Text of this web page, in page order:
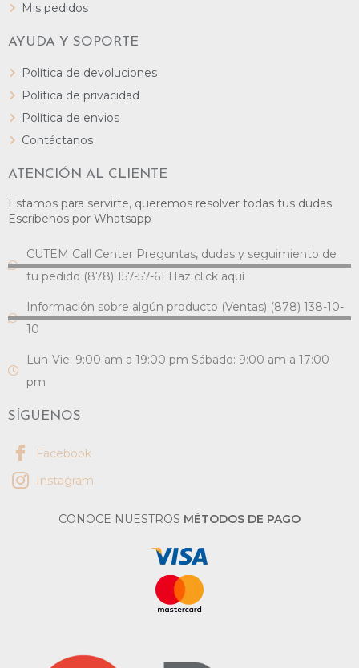
Mis pedidos
AYUDA Y SOPORTE
Política de devoluciones
Política de privacidad
Política de envios
Contáctanos
ATENCIÓN AL CLIENTE
Estamos para servirte, queremos resolver todas tus dudas.
Escríbenos por Whatsapp
CUTEM Call Center Preguntas, dudas y seguimiento de
tu pedido (878) 157-57-61 Haz click aquí
Información sobre algún producto (Ventas) (878) 138-10-
10
Lun-Vie: 9:00 am a 19:00 pm Sábado: 9:00 am a 17:00
pm
SÍGUENOS
Facebook
Instagram
CONOCE NUESTROS MÉTODOS DE PAGO